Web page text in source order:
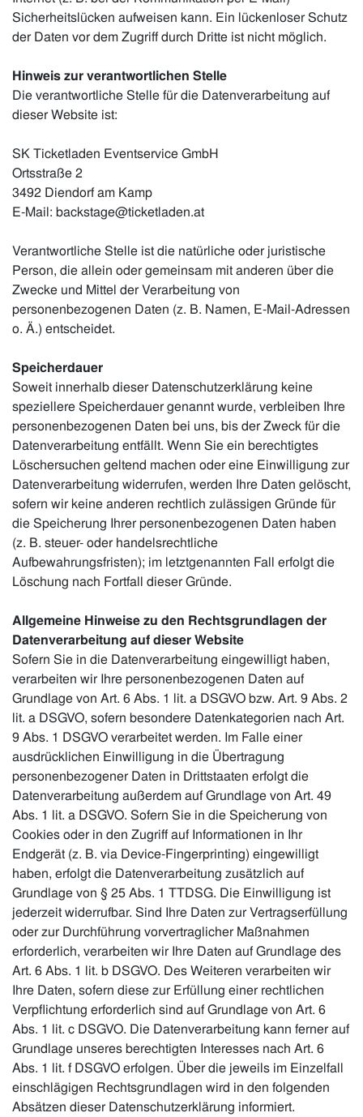
Sicherheitslücken aufweisen kann. Ein lückenloser Schutz
der Daten vor dem Zugriff durch Dritte ist nicht möglich.
Hinweis zur verantwortlichen Stelle
Die verantwortliche Stelle für die Datenverarbeitung auf
dieser Website ist:
SK Ticketladen Eventservice GmbH
Ortsstraße 2
3492 Diendorf am Kamp
E-Mail: backstage@ticketladen.at
Verantwortliche Stelle ist die natürliche oder juristische
Person, die allein oder gemeinsam mit anderen über die
Zwecke und Mittel der Verarbeitung von
personenbezogenen Daten (z. B. Namen, E-Mail-Adressen
o. Ä.) entscheidet.
Speicherdauer
Soweit innerhalb dieser Datenschutzerklärung keine
speziellere Speicherdauer genannt wurde, verbleiben Ihre
personenbezogenen Daten bei uns, bis der Zweck für die
Datenverarbeitung entfällt. Wenn Sie ein berechtigtes
Löschersuchen geltend machen oder eine Einwilligung zur
Datenverarbeitung widerrufen, werden Ihre Daten gelöscht,
sofern wir keine anderen rechtlich zulässigen Gründe für
die Speicherung Ihrer personenbezogenen Daten haben
(z. B. steuer- oder handelsrechtliche
Aufbewahrungsfristen); im letztgenannten Fall erfolgt die
Löschung nach Fortfall dieser Gründe.
Allgemeine Hinweise zu den Rechtsgrundlagen der
Datenverarbeitung auf dieser Website
Sofern Sie in die Datenverarbeitung eingewilligt haben,
verarbeiten wir Ihre personenbezogenen Daten auf
Grundlage von Art. 6 Abs. 1 lit. a DSGVO bzw. Art. 9 Abs. 2
lit. a DSGVO, sofern besondere Datenkategorien nach Art.
9 Abs. 1 DSGVO verarbeitet werden. Im Falle einer
ausdrücklichen Einwilligung in die Übertragung
personenbezogener Daten in Drittstaaten erfolgt die
Datenverarbeitung außerdem auf Grundlage von Art. 49
Abs. 1 lit. a DSGVO. Sofern Sie in die Speicherung von
Cookies oder in den Zugriff auf Informationen in Ihr
Endgerät (z. B. via Device-Fingerprinting) eingewilligt
haben, erfolgt die Datenverarbeitung zusätzlich auf
Grundlage von § 25 Abs. 1 TTDSG. Die Einwilligung ist
jederzeit widerrufbar. Sind Ihre Daten zur Vertragserfüllung
oder zur Durchführung vorvertraglicher Maßnahmen
erforderlich, verarbeiten wir Ihre Daten auf Grundlage des
Art. 6 Abs. 1 lit. b DSGVO. Des Weiteren verarbeiten wir
Ihre Daten, sofern diese zur Erfüllung einer rechtlichen
Verpflichtung erforderlich sind auf Grundlage von Art. 6
Abs. 1 lit. c DSGVO. Die Datenverarbeitung kann ferner auf
Grundlage unseres berechtigten Interesses nach Art. 6
Abs. 1 lit. f DSGVO erfolgen. Über die jeweils im Einzelfall
einschlägigen Rechtsgrundlagen wird in den folgenden
Absätzen dieser Datenschutzerklärung informiert.